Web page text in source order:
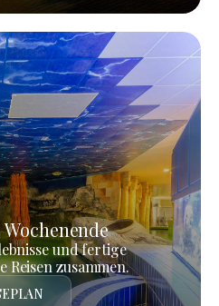
und fertige
Reisen zusammen.